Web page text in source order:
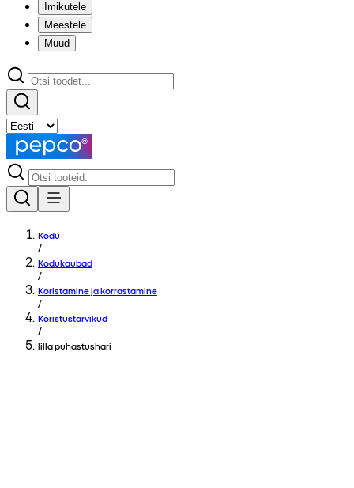
Imikutele
Meestele
Muud
Kodu
/
Kodukaubad
/
Koristamine ja korrastamine
/
Koristustarvikud
/
lilla puhastushari